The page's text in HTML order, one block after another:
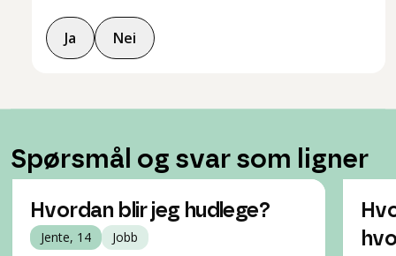
Ja Nei
Spørsmål og svar som ligner
Hvordan blir jeg hudlege?
Jente, 14 Jobb